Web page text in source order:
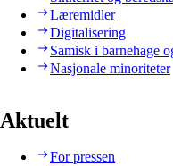
Læremidler
Digitalisering
Samisk i barnehage
Nasjonale minoriteter
Aktuelt
For pressen